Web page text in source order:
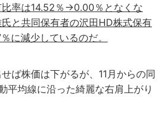
比率は14.52％→0.00％となくな
と共同保有者の沢田HD株式保有
に減少しているのだ。
ば株価は下がるが、11月からの同
平均線に沿った綺麗な右肩上がり